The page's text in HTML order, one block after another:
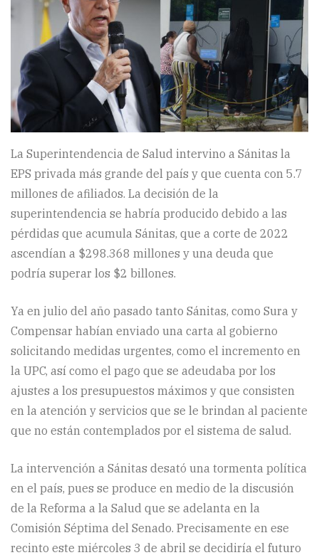
La Superintendencia de Salud intervino a Sánitas la
EPS privada más grande del país y que cuenta con 5.7
millones de afiliados. La decisión de la
superintendencia se habría producido debido a las
pérdidas que acumula Sánitas, que a corte de 2022
ascendían a $298.368 millones y una deuda que
podría superar los $2 billones.
Ya en julio del año pasado tanto Sánitas, como Sura y
Compensar habían enviado una carta al gobierno
solicitando medidas urgentes, como el incremento en
la UPC, así como el pago que se adeudaba por los
ajustes a los presupuestos máximos y que consisten
en la atención y servicios que se le brindan al paciente
que no están contemplados por el sistema de salud.
La intervención a Sánitas desató una tormenta política
en el país, pues se produce en medio de la discusión
de la Reforma a la Salud que se adelanta en la
Comisión Séptima del Senado. Precisamente en ese
recinto este miércoles 3 de abril se decidiría el futuro